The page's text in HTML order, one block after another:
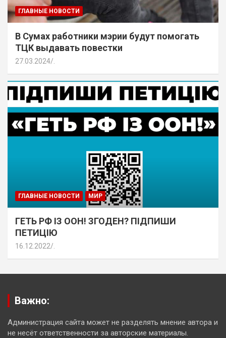
ГЛАВНЫЕ НОВОСТИ
В Сумах работники мэрии будут помогать
ТЦК выдавать повестки
27.03.2024
ГЛАВНЫЕ НОВОСТИ МИР
ГЕТЬ РФ ІЗ ООН! ЗГОДЕН? ПІДПИШИ
ПЕТИЦІЮ
16.12.2022
Важно:
Администрация сайта может не разделять мнение автора и
не несёт ответственности за авторские материалы.